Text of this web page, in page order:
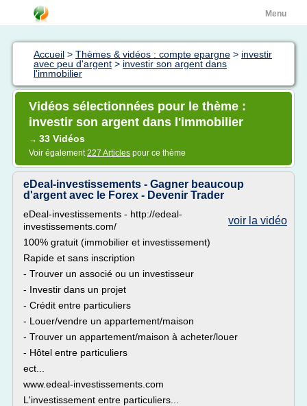
Menu
Accueil > Thèmes & vidéos : compte epargne > investir
avec peu d'argent > investir son argent dans
l'immobilier
Vidéos sélectionnées pour le thème :
investir son argent dans l'immobilier
→ 33 Vidéos
Voir également227 Articles pour ce thème
eDeal-investissements - Gagner beaucoup
d'argent avec le Forex - Devenir Trader
voir la vidéo
eDeal-investissements - http://edeal-
investissements.com/
100% gratuit (immobilier et investissement)
Rapide et sans inscription
- Trouver un associé ou un investisseur
- Investir dans un projet
- Crédit entre particuliers
- Louer/vendre un appartement/maison
- Trouver un appartement/maison à acheter/louer
- Hôtel entre particuliers
ect...
www.edeal-investissements.com
L'investissement entre particuliers...